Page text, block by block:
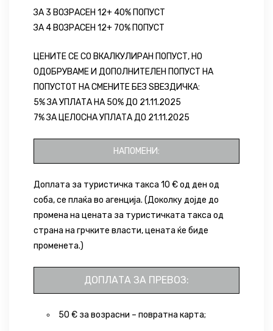
ЗА 3 ВОЗРАСЕН 12+ 40% ПОПУСТ
ЗА 4 ВОЗРАСЕН 12+ 70% ПОПУСТ
ЦЕНИТЕ СЕ СО ВКАЛКУЛИРАН ПОПУСТ, НО
ОДОБРУВАМЕ И ДОПОЛНИТЕЛЕН ПОПУСТ НА
ПОПУСТОТ НА СМЕНИТЕ БЕЗ ЅВЕЗДИЧКА:
5% ЗА УПЛАТА НА 50% ДО 21.11.2025
7% ЗА ЦЕЛОСНА УПЛАТА ДО 21.11.2025
НАПОМЕНИ:
Доплата за туристичка такса 10 € од ден од
соба, се плаќа во агенција. (Доколку дојде до
промена на цената за туристичката такса од
страна на грчките власти, цената ќе биде
променета.)
ДОПЛАТА ЗА ПРЕВОЗ:
50 € за возрасни – повратна карта;